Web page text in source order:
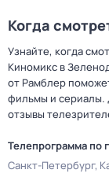
Когда
Узнайте, когда
Киномикс в
от Рамблер
фильмы и сериалы.
отзывы
Телепрограмма по
Санкт-Петербург